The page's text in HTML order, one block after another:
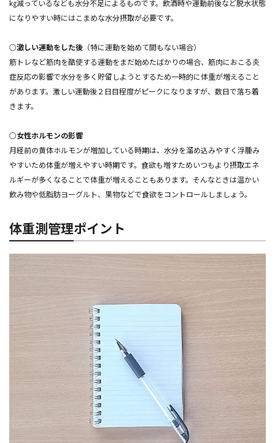
㎏減っているなども水分不足によるものです。飲酒時や運動前後など脱水状態
になりやすい時にはこまめな水分摂取が必要です。
○激しい運動をした後 （特に運動を始めて間もない場合）
筋トレなど筋肉を酷使する運動をまだ始めたばかりの場合、筋肉におこる炎
症反応の影響で水分を多く貯留しようとするため一時的に体重が増えること
があります。激しい運動後２日目程度がピークになりますが、数日で落ち着
きます。
○女性ホルモンの影響
月経前の黄体ホルモンが増加している時期は、水分を溜め込みやすく浮腫み
やすいため体重が増えやすい時期です。食欲も増すためいつもより摂取エネ
ルギーが多くなることで体重が増えることもあります。そんなときは温かい
飲み物や低脂肪ヨーグルト、果物などで食欲をコントロールしましょう。
体重測管理ポイント